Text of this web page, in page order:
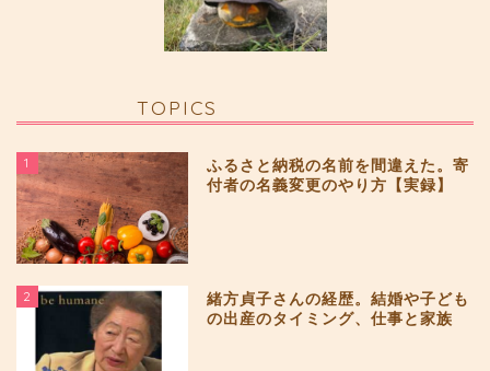
TOPICS
1
ふるさと納税の名前を間違えた。寄
付者の名義変更のやり方【実録】
2
緒方貞子さんの経歴。結婚や子ども
の出産のタイミング、仕事と家族